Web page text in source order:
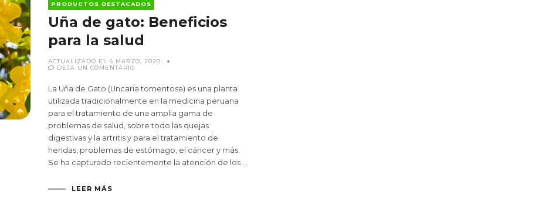
PRODUCTOS DESTACADOS
Uña de gato: Beneficios
para la salud
ACTUALIZADO EL 6 MARZO, 2020
DEJA UN COMENTARIOEN
GATO:
BENEFICIOS
PARA
LA
SALUD
La Uña de Gato (Uncaria tomentosa) es una planta
utilizada tradicionalmente en la medicina peruana
para el tratamiento de una amplia gama de
problemas de salud, sobre todo las quejas
digestivas y la artritis y para el tratamiento de
heridas, problemas de estómago, el cáncer y más.
Se ha capturado recientemente la atención de los …
LEER MÁS